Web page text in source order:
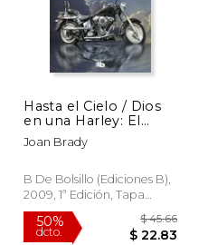
50%
dcto.
Hasta el Cielo / Dios
en una Harley: El
Regreso
Joan Brady
B De Bolsillo (Ediciones B),
2009, 1ª Edición, Tapa
Blanda,Usado